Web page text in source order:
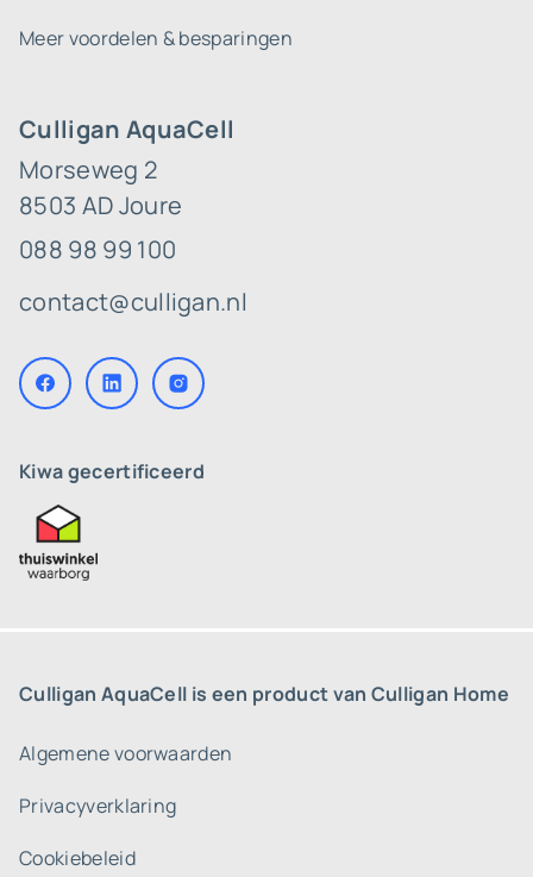
Culligan AquaCell
Morseweg 2
8503 AD Joure
088 98 99 100
contact@culligan.nl
Kiwa gecertificeerd
Meer voordelen & besparingen
Culligan AquaCell is een product van Culligan Home
Algemene voorwaarden
Privacyverklaring
Cookiebeleid